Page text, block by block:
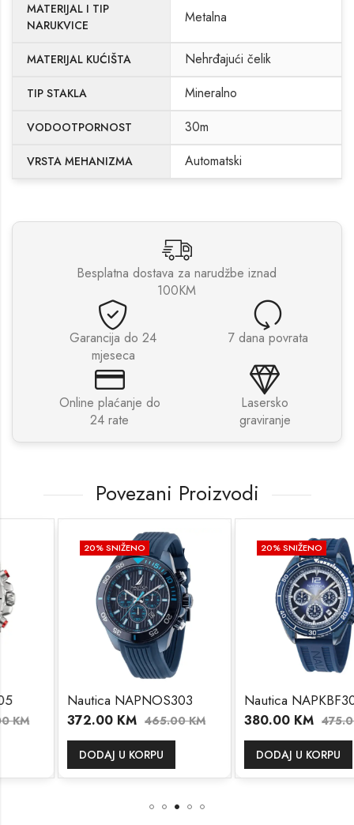
MATERIJAL I TIP
NARUKVICE
Metalna
MATERIJAL KUĆIŠTA Nehrđajući čelik
TIP STAKLA Mineralno
VODOOTPORNOST 30m
VRSTA MEHANIZMA Automatski
Besplatna dostava za narudžbe iznad
100KM
Garancija do 24
mjeseca
7 dana povrata
Online plaćanje do
24 rate
Lasersko
graviranje
Povezani Proizvodi
% SNIŽENO
Nautica NAPNOS303
372.00KM 465.00KM
DODAJ U KORPU
% SNIŽENO
Nautica NAPKBF304
380.00KM 475.00KM
DODAJ U KORPU